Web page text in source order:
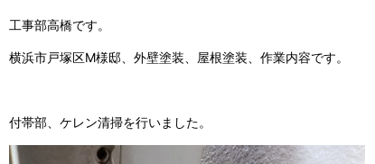
工事部高橋です。
横浜市戸塚区M様邸、外壁塗装、屋根塗装、作業内容です。
付帯部、ケレン清掃を行いました。